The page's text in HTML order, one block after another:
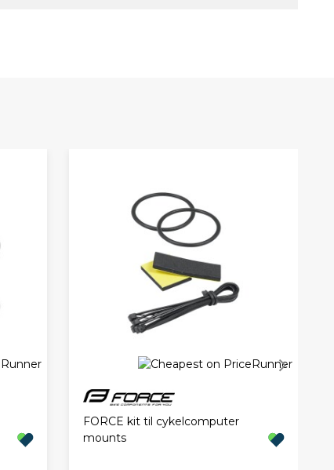
FORCE kit til cykelcomputer
mounts